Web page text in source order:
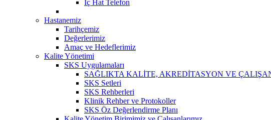
İç Hat Telefon
Hastanemiz
Tarihçemiz
Değerlerimiz
Amaç ve Hedeflerimiz
Kalite Yönetimi
SKS Uygulamaları
SAĞLIKTA KALİTE, AKREDİTASYON VE
SKS Setleri
SKS Rehberleri
Klinik Rehber ve Protokoller
SKS Öz Değerlendirme Planı